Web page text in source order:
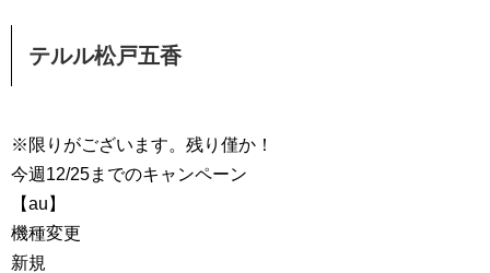
テルル松戸五香
※限りがございます。残り僅か！
今週12/25までのキャンペーン
【au】
機種変更
新規